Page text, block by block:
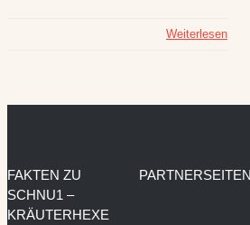
Weiterlesen
FAKTEN ZU
SCHNU1 –
KRÄUTERHEXE
PARTNERSEITEN